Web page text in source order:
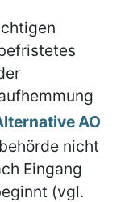
AO
nicht
Eingang
(vgl.